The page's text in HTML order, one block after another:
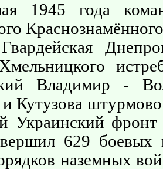
1945 года
Владимир -
Кутузова
Украинский
629 боевых
наземных